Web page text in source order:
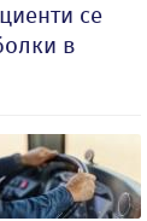
се
в